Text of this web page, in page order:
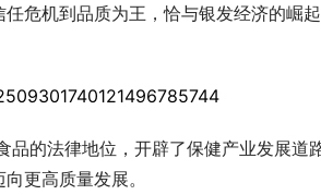
危机到品质为王，恰与银发经济的崛
的法律地位，开辟了保健产业发展道
更高质量发展。
不去
标准答